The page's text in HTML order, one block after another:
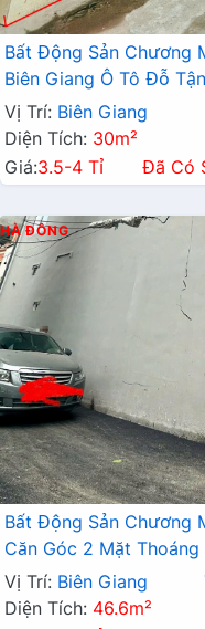
Bất Động Sản Chương
Biên Giang Ô Tô Đỗ
Vị Trí: Biên Giang
Diện Tích: 30m²
Giá:3.5-4 Tỉ Đã Có
HÀ ĐÔNG
Bất Động Sản Chương
Căn Góc 2 Mặt
Kinh Doanh
Vị Trí: Biên Giang
Diện Tích: 46.6m²